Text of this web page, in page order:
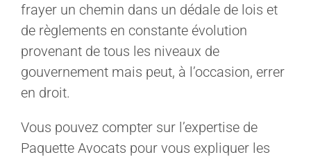
frayer un chemin dans un dédale de lois et
de règlements en constante évolution
provenant de tous les niveaux de
gouvernement mais peut, à l’occasion, errer
en droit.
Vous pouvez compter sur l’expertise de
Paquette Avocats pour vous expliquer les